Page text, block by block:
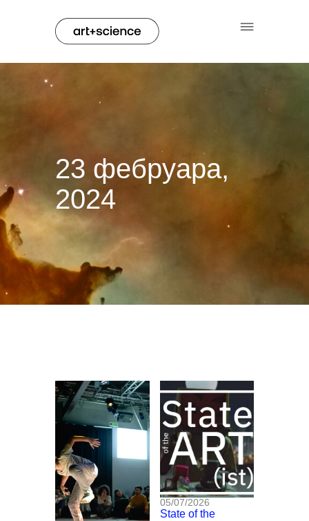
23 фебруара,
2024
05/07/2026
State of the